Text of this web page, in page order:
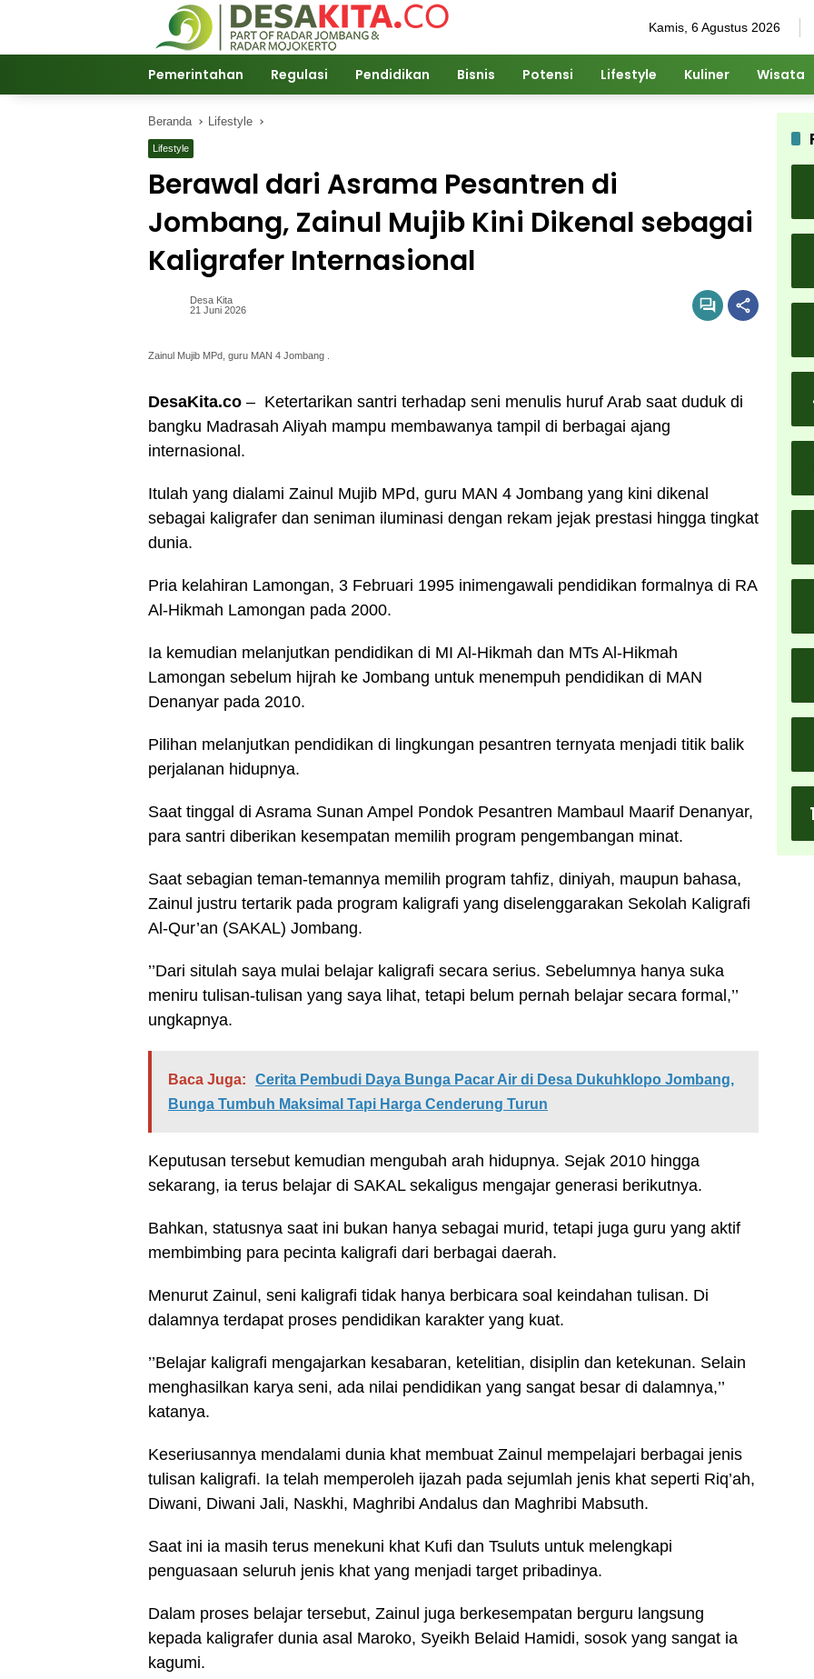
Kamis, 6 Agustus 2026
Pemerintahan Regulasi Pendidikan Bisnis Potensi Lifestyle Kuliner Wisata
Beranda Lifestyle
Lifestyle
Berawal dari Asrama Pesantren di
Jombang, Zainul Mujib Kini Dikenal sebagai
Kaligrafer Internasional
Desa Kita
21 Juni 2026
Zainul Mujib MPd, guru MAN 4 Jombang .
DesaKita.co – Ketertarikan santri terhadap seni menulis huruf Arab saat duduk di
bangku Madrasah Aliyah mampu membawanya tampil di berbagai ajang
internasional.
Itulah yang dialami Zainul Mujib MPd, guru MAN 4 Jombang yang kini dikenal
sebagai kaligrafer dan seniman iluminasi dengan rekam jejak prestasi hingga tingkat
dunia.
Pria kelahiran Lamongan, 3 Februari 1995 inimengawali pendidikan formalnya di RA
Al-Hikmah Lamongan pada 2000.
Ia kemudian melanjutkan pendidikan di MI Al-Hikmah dan MTs Al-Hikmah
Lamongan sebelum hijrah ke Jombang untuk menempuh pendidikan di MAN
Denanyar pada 2010.
Pilihan melanjutkan pendidikan di lingkungan pesantren ternyata menjadi titik balik
perjalanan hidupnya.
Saat tinggal di Asrama Sunan Ampel Pondok Pesantren Mambaul Maarif Denanyar,
para santri diberikan kesempatan memilih program pengembangan minat.
Saat sebagian teman-temannya memilih program tahfiz, diniyah, maupun bahasa,
Zainul justru tertarik pada program kaligrafi yang diselenggarakan Sekolah Kaligrafi
Al-Qur’an (SAKAL) Jombang.
’’Dari situlah saya mulai belajar kaligrafi secara serius. Sebelumnya hanya suka
meniru tulisan-tulisan yang saya lihat, tetapi belum pernah belajar secara formal,’’
ungkapnya.
Baca Juga:
Cerita Pembudi Daya Bunga Pacar Air di Desa Dukuhklopo Jombang,
Bunga Tumbuh Maksimal Tapi Harga Cenderung Turun
Keputusan tersebut kemudian mengubah arah hidupnya. Sejak 2010 hingga
sekarang, ia terus belajar di SAKAL sekaligus mengajar generasi berikutnya.
Bahkan, statusnya saat ini bukan hanya sebagai murid, tetapi juga guru yang aktif
membimbing para pecinta kaligrafi dari berbagai daerah.
Menurut Zainul, seni kaligrafi tidak hanya berbicara soal keindahan tulisan. Di
dalamnya terdapat proses pendidikan karakter yang kuat.
’’Belajar kaligrafi mengajarkan kesabaran, ketelitian, disiplin dan ketekunan. Selain
menghasilkan karya seni, ada nilai pendidikan yang sangat besar di dalamnya,’’
katanya.
Keseriusannya mendalami dunia khat membuat Zainul mempelajari berbagai jenis
tulisan kaligrafi. Ia telah memperoleh ijazah pada sejumlah jenis khat seperti Riq’ah,
Diwani, Diwani Jali, Naskhi, Maghribi Andalus dan Maghribi Mabsuth.
Saat ini ia masih terus menekuni khat Kufi dan Tsuluts untuk melengkapi
penguasaan seluruh jenis khat yang menjadi target pribadinya.
Dalam proses belajar tersebut, Zainul juga berkesempatan berguru langsung
kepada kaligrafer dunia asal Maroko, Syeikh Belaid Hamidi, sosok yang sangat ia
kagumi.